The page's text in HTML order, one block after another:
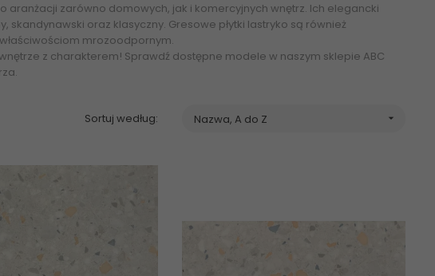
aranżacji zarówno domowych, jak i komercyjnych wnętrz. Ich elegancki
oraz klasyczny. Gresowe płytki lastryko są również
mrozoodpornym.
z charakterem! Sprawdź dostępne modele w naszym sklepie ABC
Sortuj według: Nazwa, A do Z 